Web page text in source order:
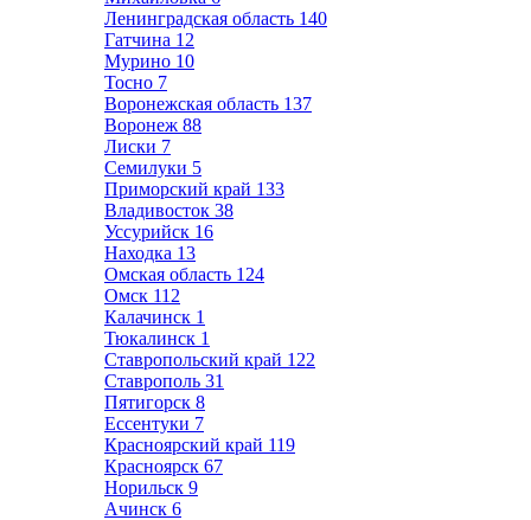
Ленинградская область 140
Гатчина 12
Мурино 10
Тосно 7
Воронежская область 137
Воронеж 88
Лиски 7
Семилуки 5
Приморский край 133
Владивосток 38
Уссурийск 16
Находка 13
Омская область 124
Омск 112
Калачинск 1
Тюкалинск 1
Ставропольский край 122
Ставрополь 31
Пятигорск 8
Ессентуки 7
Красноярский край 119
Красноярск 67
Норильск 9
Ачинск 6